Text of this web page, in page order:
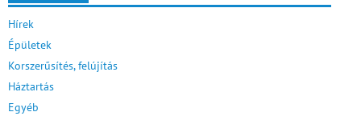
Hírek
Épületek
Korszerűsítés, felújítás
Háztartás
Egyéb